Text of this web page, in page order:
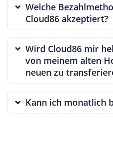
Welche
Cloud86 akzeptiert?
Wird Cloud86 mir
von meinem alten
neuen zu
Kann ich monatlich